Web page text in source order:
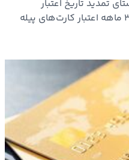
تمدید تاریخ اعتبار
کارت‌های بازرگانی متقاضی تمدید ۳ ماهه اعتبار کارت‌های پیله